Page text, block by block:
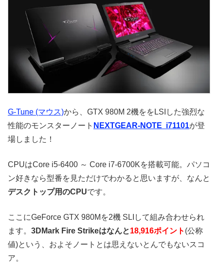
G-Tune (マウス)から、GTX 980M 2機ををLSIした強烈な
性能のモンスターノート NEXTGEAR-NOTE i71101が登
場しました！
CPUはCore i5-6400 ～ Core i7-6700Kを搭載可能。パソコ
ン好きなら型番を見ただけでわかると思いますが、なんと
デスクトップ用のCPUです。
ここにGeForce GTX 980Mを2機 SLIして組み合わせられ
ます。 3DMark Fire Strikeはなんと18,916ポイント (公称
値)という、およそノートとは思えないとんでもないスコ
ア。